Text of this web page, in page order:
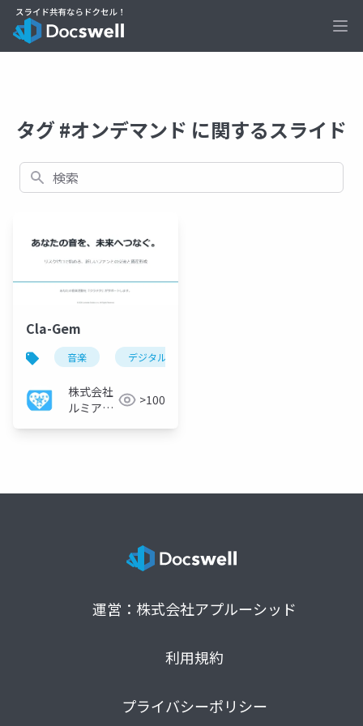
タグ #オンデマンド に関するスライド
検索
Cla-Gem
音楽 デジタル資産
株式会社
ルミアデ
>100
運営：株式会社アプルーシッド
利用規約
プライバシーポリシー